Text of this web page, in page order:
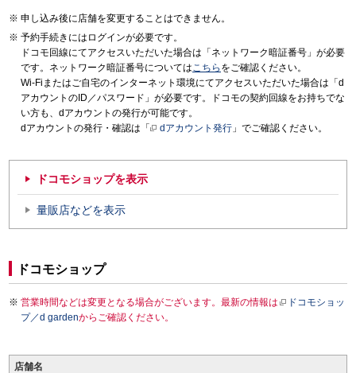
申し込み後に店舗を変更することはできません。
予約手続きにはログインが必要です。
ドコモ回線にてアクセスいただいた場合は「ネットワーク暗証番号」が必要
です。ネットワーク暗証番号についてはこちら をご確認ください。
Wi-Fiまたはご自宅のインターネット環境にてアクセスいただいた場合は「d
アカウントのID／パスワード」が必要です。ドコモの契約回線をお持ちでな
い方も、dアカウントの発行が可能です。
dアカウントの発行・確認は「
dアカウント発行 」でご確認ください。
ドコモショップを表示
量販店などを表示
ドコモショップ
営業時間などは変更となる場合がございます。最新の情報は
ドコモショッ
プ／d gardenからご確認ください。
店舗名